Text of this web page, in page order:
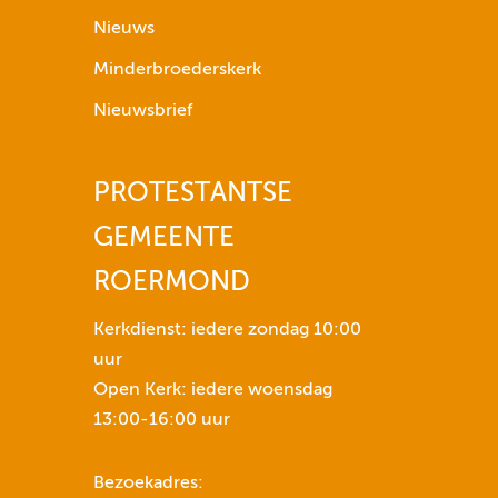
i
j
e
s
e
o
m
h
e
v
Nieuws
Minderbroederskerk
Nieuwsbrief
PROTESTANTSE
GEMEENTE
ROERMOND
Kerkdienst: iedere zondag 10:00
uur
Open Kerk: iedere woensdag
13:00-16:00 uur
Bezoekadres: